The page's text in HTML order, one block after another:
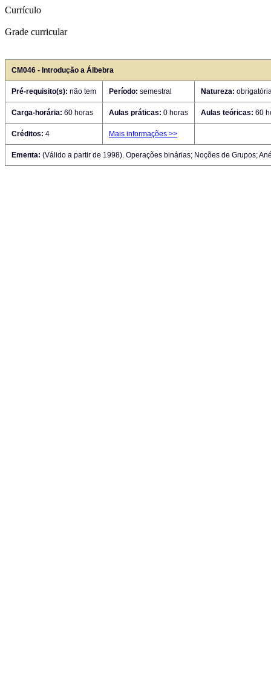
Currículo
Grade curricular
CM046 - Introdução a Álbebra
Pré-requisito(s): não tem Período: semestral Natureza:
Carga-horária: 60 horas Aulas práticas: 0 horas Aulas teóricas: 60
Créditos: 4 Mais informações >>
Ementa: (Válido a partir de 1998). Operações binárias; Noções de Grupos;